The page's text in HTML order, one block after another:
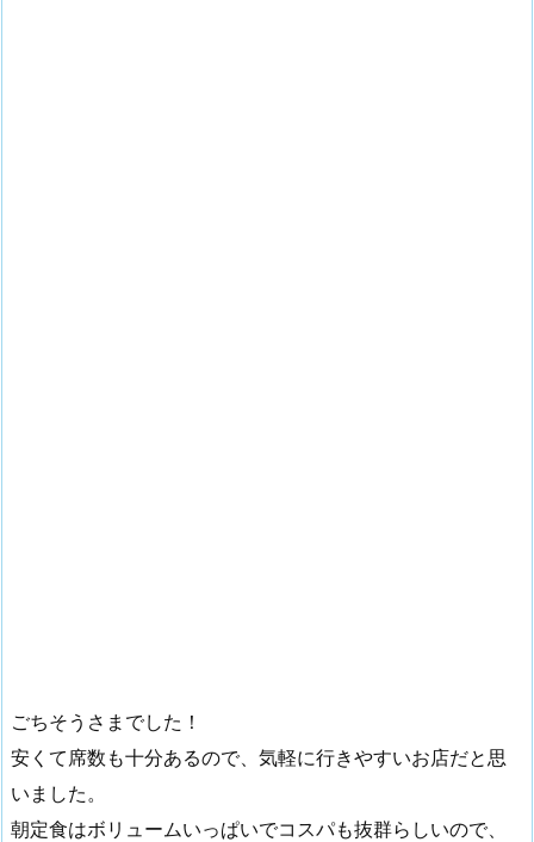
ごちそうさまでした！
安くて席数も十分あるので、気軽に行きやすいお店だと思
いました。
朝定食はボリュームいっぱいでコスパも抜群らしいので、